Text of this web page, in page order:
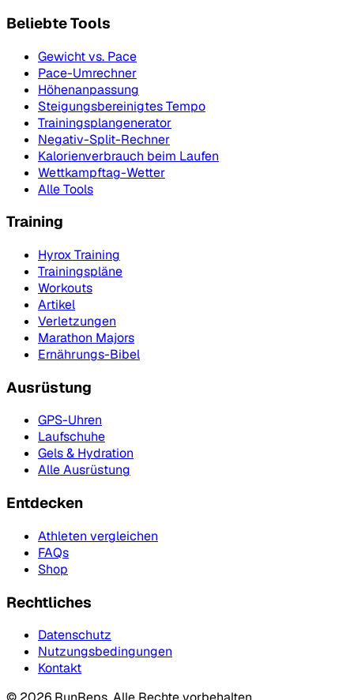
Beliebte Tools
Gewicht vs. Pace
Pace-Umrechner
Höhenanpassung
Steigungsbereinigtes Tempo
Trainingsplangenerator
Negativ-Split-Rechner
Kalorienverbrauch beim Laufen
Wettkampftag-Wetter
Alle Tools
Training
Hyrox Training
Trainingspläne
Workouts
Artikel
Verletzungen
Marathon Majors
Ernährungs-Bibel
Ausrüstung
GPS-Uhren
Laufschuhe
Gels & Hydration
Alle Ausrüstung
Entdecken
Athleten vergleichen
FAQs
Shop
Rechtliches
Datenschutz
Nutzungsbedingungen
Kontakt